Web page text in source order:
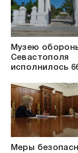
Музею
Севастополя
исполнилось
Меры